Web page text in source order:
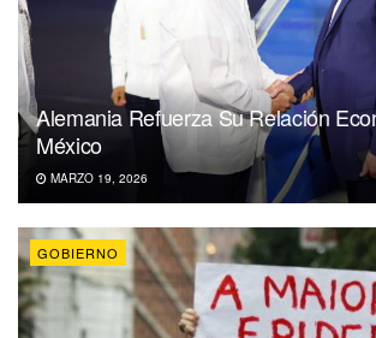
Alemania Refuerza Su Relación
México
MARZO 19, 2026
GOBIERNO